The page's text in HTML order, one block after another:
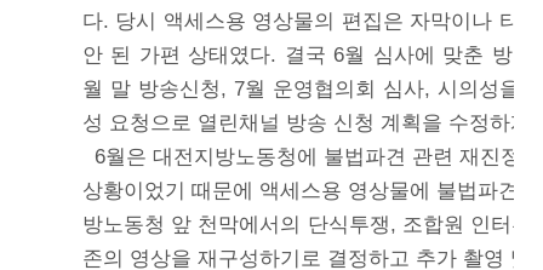
다. 당시 액세스용 영상물의 편집은 자막이나 타
안 된 가편 상태였다. 결국 6월 심사에 맞춘 방송
월 말 방송신청, 7월 운영협의회 심사, 시의성을
성 요청으로 열린채널 방송 신청 계획을 수정하게
6월은 대전지방노동청에 불법파견 관련 재진정
상황이었기 때문에 액세스용 영상물에 불법파견
방노동청 앞 천막에서의 단식투쟁, 조합원 인터뷰
존의 영상을 재구성하기로 결정하고 추가 촬영 및